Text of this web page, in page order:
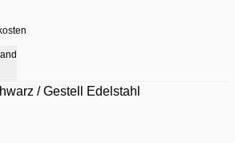
/ Gestell Edelstahl